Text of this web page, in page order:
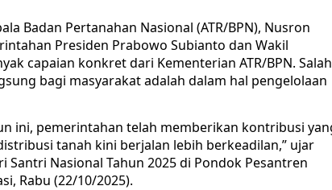
Badan Pertanahan Nasional (ATR/BPN), Nusron
Presiden Prabowo Subianto dan Wakil
capaian konkret dari Kementerian ATR/BPN. Salah
bagi masyarakat adalah dalam hal pengelolaan
ini, pemerintahan telah memberikan kontribusi
tanah kini berjalan lebih berkeadilan,” ujar
Nasional Tahun 2025 di Pondok Pesantren
Rabu (22/10/2025).